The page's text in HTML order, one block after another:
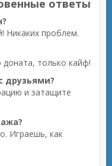
ответы
Никаких проблем.
доната, только кайф!
друзьями?
и затащите
Играешь, как